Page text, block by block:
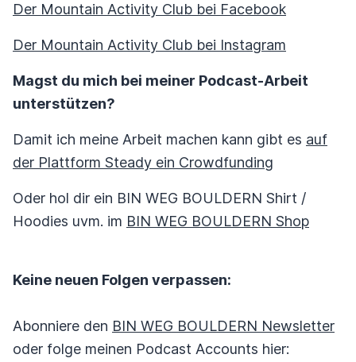
Der Mountain Activity Club bei Facebook
Der Mountain Activity Club bei Instagram
Magst du mich bei meiner Podcast-Arbeit
unterstützen?
Damit ich meine Arbeit machen kann gibt es auf
der Plattform Steady ein Crowdfunding
Oder hol dir ein BIN WEG BOULDERN Shirt /
Hoodies uvm. im BIN WEG BOULDERN Shop
Keine neuen Folgen verpassen:
Abonniere den BIN WEG BOULDERN Newsletter
oder folge meinen Podcast Accounts hier: